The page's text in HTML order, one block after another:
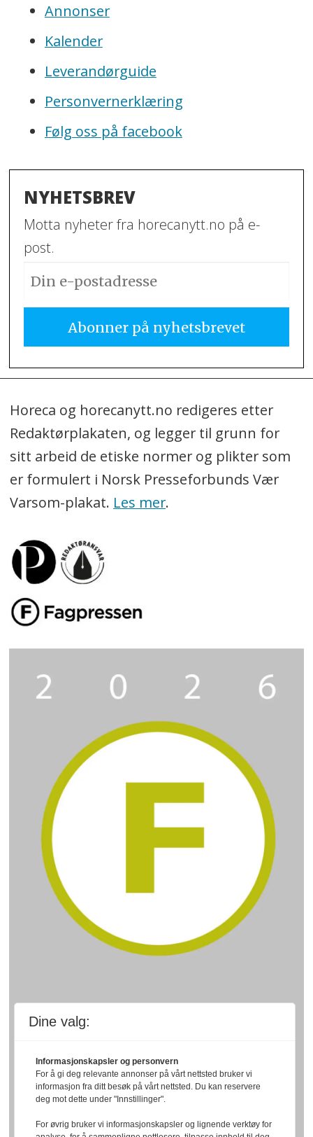
Annonser
Kalender
Leverandørguide
Personvernerklæring
Følg oss på facebook
NYHETSBREV
Motta nyheter fra horecanytt.no på e-
post.
Horeca og horecanytt.no redigeres etter
Redaktørplakaten, og legger til grunn for
sitt arbeid de etiske normer og plikter som
er formulert i Norsk Presseforbunds Vær
Varsom-plakat. Les mer.
Dine valg:
Informasjonskapsler og personvern
For å gi deg relevante annonser på vårt nettsted bruker vi
informasjon fra ditt besøk på vårt nettsted. Du kan reservere
deg mot dette under "Innstillinger".
For øvrig bruker vi informasjonskapsler og lignende verktøy for